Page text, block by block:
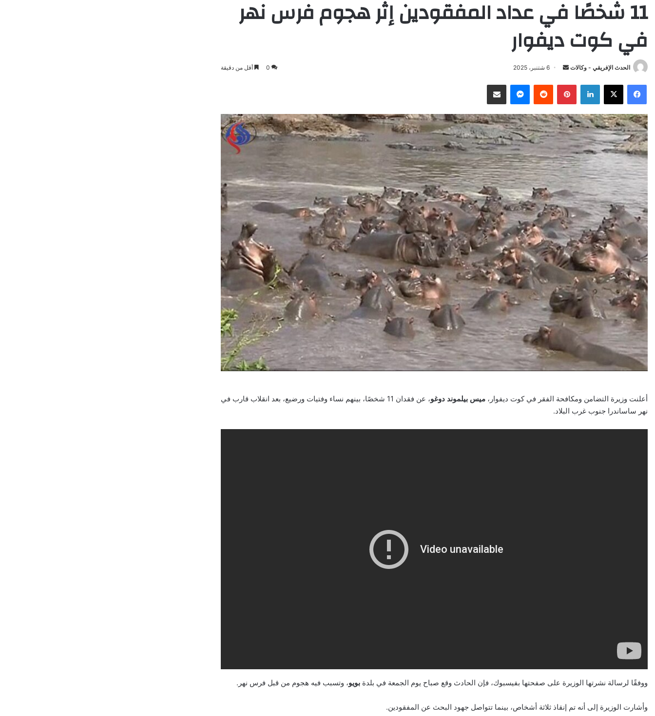
11 شخصًا في عداد المفقودين إثر هجوم فرس نهر
في كوت ديفوار
الحدث الإفريقي - وكالات
Send6 شتنبر، 2025 0 أقل من دقيقة
Facebook
X
LinkedIn
Pinterest
Reddit
Messengerانشر عبر البريد الإلكتروني
أعلنت وزيرة التضامن ومكافحة الفقر في كوت ديفوار، ميس بيلموند دوغو
، عن فقدان 11 شخصًا، بينهم نساء وفتيات ورضيع، بعد انقلاب قارب في
نهر ساساندرا جنوب غرب البلاد.
ووفقًا لرسالة نشرتها الوزيرة على صفحتها بفيسبوك، فإن الحادث وقع صباح يوم الجمعة في بلدة بويو، وتسبب فيه هجوم من قبل فرس نهر.
وأشارت الوزيرة إلى أنه تم إنقاذ ثلاثة أشخاص، بينما تتواصل جهود البحث عن المفقودين.